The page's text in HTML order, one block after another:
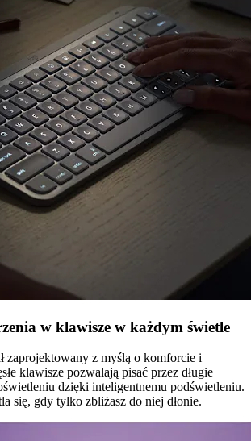
w klawisze w każdym świetle
zaprojektowany z myślą o komforcie i
klawisze pozwalają pisać przez długie
dzięki inteligentnemu podświetleniu.
się, gdy tylko zbliżasz do niej dłonie.